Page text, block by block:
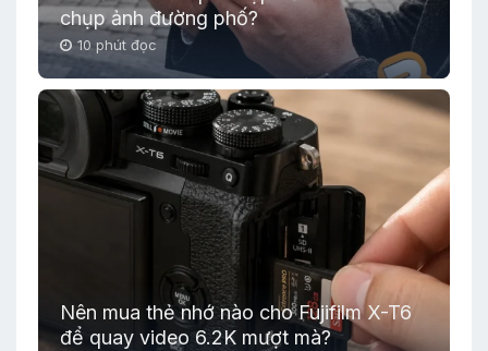
chụp ảnh đường phố?
10 phút đọc
Nên mua thẻ nhớ nào cho Fujifilm X-T6
để quay video 6.2K mượt mà?